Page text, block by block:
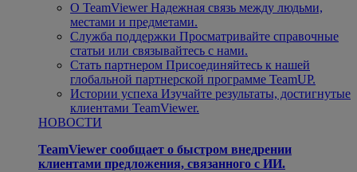
О TeamViewer Надежная связь между людьми,
местами и предметами.
Служба поддержки Просматривайте справочные
статьи или связывайтесь с нами.
Стать партнером Присоединяйтесь к нашей
глобальной партнерской программе TeamUP.
Истории успеха Изучайте результаты, достигнутые
клиентами TeamViewer.
НОВОСТИ
TeamViewer сообщает о быстром внедрении
клиентами предложения, связанного с ИИ.